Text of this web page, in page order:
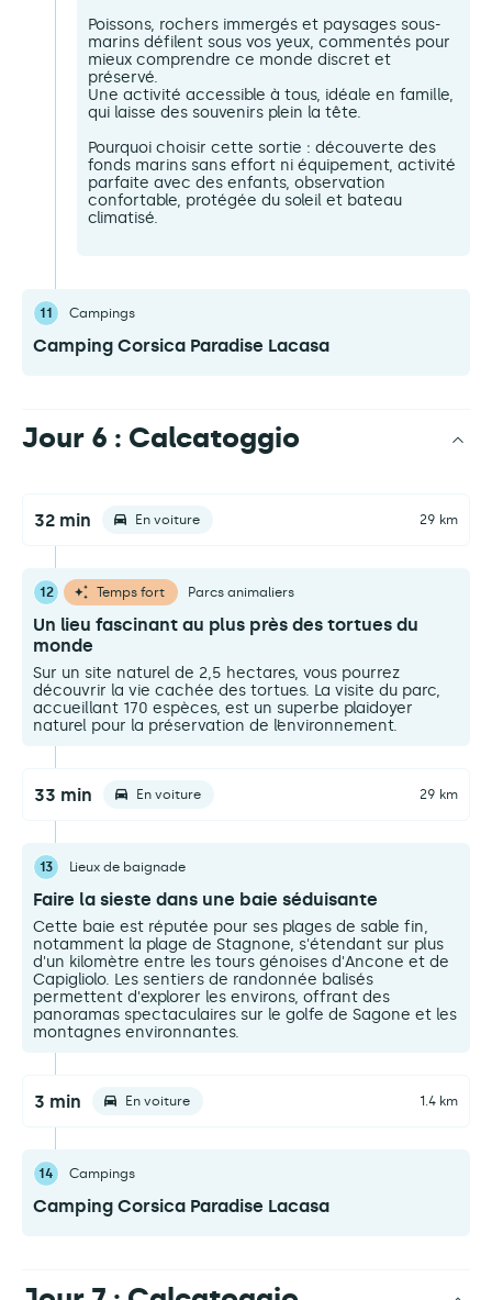
Poissons, rochers immergés et paysages sous-
marins défilent sous vos yeux, commentés pour
mieux comprendre ce monde discret et
préservé.
Une activité accessible à tous, idéale en famille,
qui laisse des souvenirs plein la tête.
Pourquoi choisir cette sortie : découverte des
fonds marins sans effort ni équipement, activité
parfaite avec des enfants, observation
confortable, protégée du soleil et bateau
climatisé.
11 Campings
Camping Corsica Paradise Lacasa
Jour 6 : Calcatoggio
32 min En voiture 29 km
12 Temps fort Parcs animaliers
Un lieu fascinant au plus près des tortues du
monde
Sur un site naturel de 2,5 hectares, vous pourrez
découvrir la vie cachée des tortues. La visite du parc,
accueillant 170 espèces, est un superbe plaidoyer
naturel pour la préservation de l’environnement.
33 min En voiture 29 km
13 Lieux de baignade
Faire la sieste dans une baie séduisante
Cette baie est réputée pour ses plages de sable fin,
notamment la plage de Stagnone, s'étendant sur plus
d'un kilomètre entre les tours génoises d'Ancone et de
Capigliolo. Les sentiers de randonnée balisés
permettent d'explorer les environs, offrant des
panoramas spectaculaires sur le golfe de Sagone et les
montagnes environnantes.
3 min En voiture 1.4 km
14 Campings
Camping Corsica Paradise Lacasa